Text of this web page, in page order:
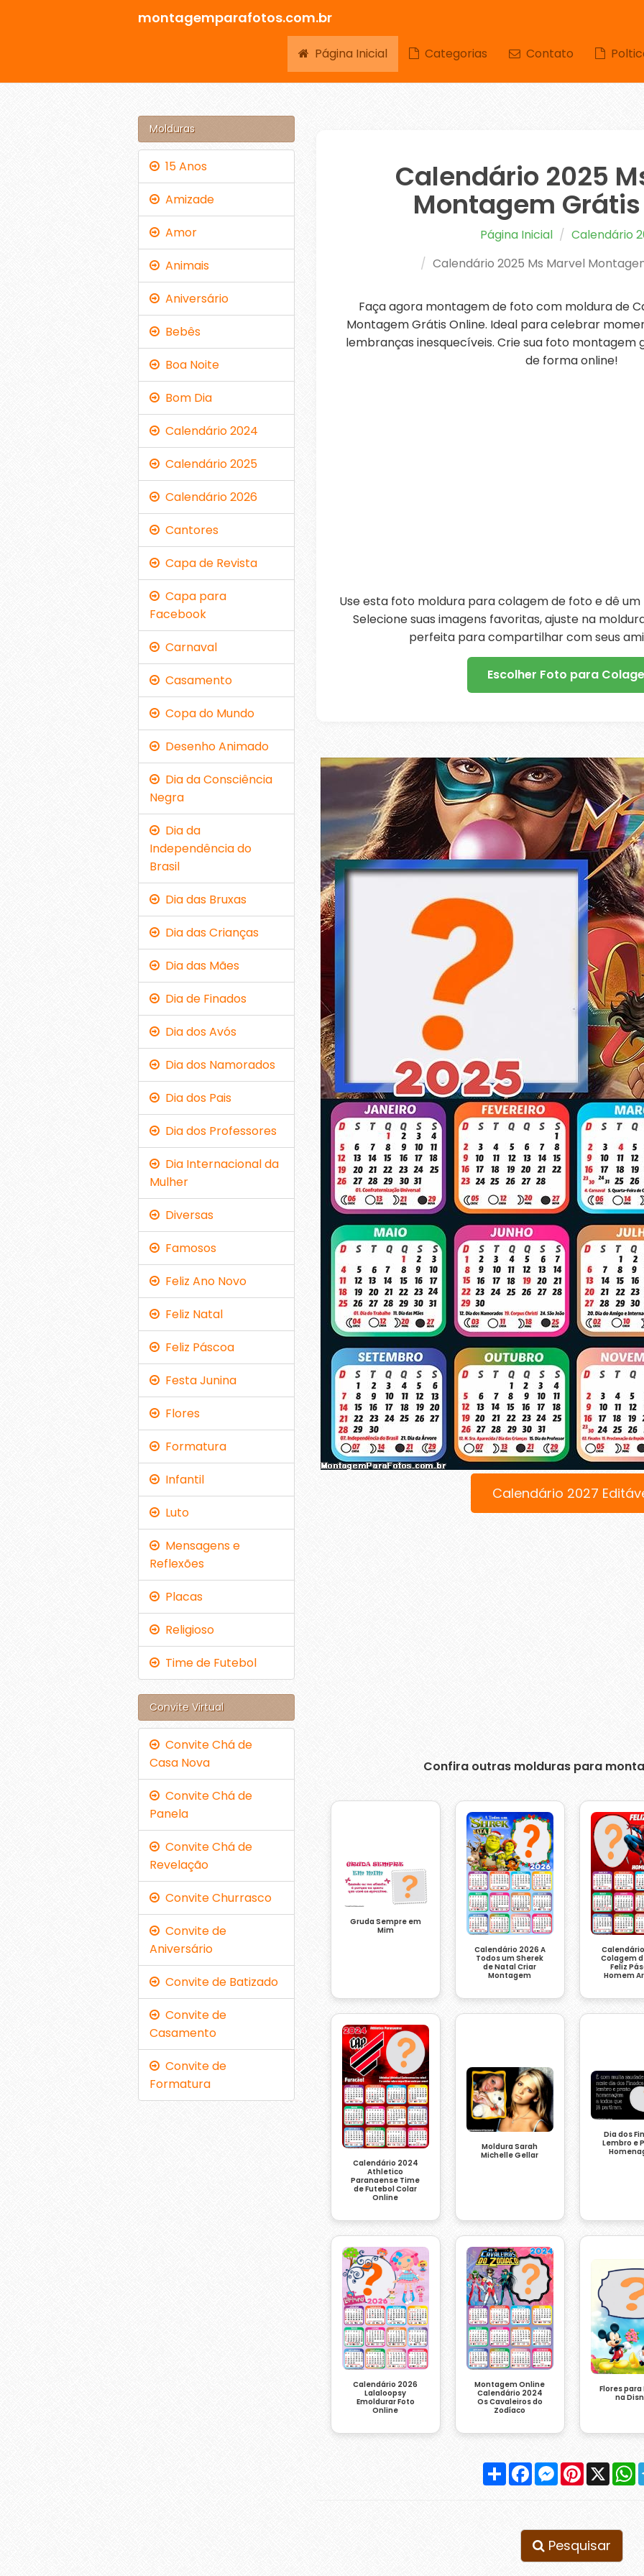
montagemparafotos.com.br
Página Inicial Categorias Contato
Calendário 2025
Montagem
Página Inicial
Calendário
Calendário 2025 Ms Marvel
Faça agora montagem de foto com moldura de
Montagem Grátis Online. Ideal para celebrar
lembranças inesquecíveis. Crie sua foto montagem
de forma online!
Use esta foto moldura para colagem de foto e dê um
Selecione suas imagens favoritas, ajuste na
perfeita para compartilhar com seus
Escolher Foto para
Calendário 2027
Confira outras molduras para
Gruda Sempre em
Mim
Calendário 2026 A
Todos um Sherek
de Natal Criar
Montagem
Colagem
Feliz
Homem
Calendário 2024
Athletico
Paranaense Time
de Futebol Colar
Online
Moldura Sarah
Michelle Gellar
Dia dos
Lembro e
Calendário 2026
Lalaloopsy
Emoldurar Foto
Online
Montagem Online
Calendário 2024
Os Cavaleiros do
Zodíaco
Flores
na
Compartilhar
FacebookMessenger
Pinterest
X
Pesquisar
Molduras
15 Anos
Amizade
Amor
Animais
Aniversário
Bebês
Boa Noite
Bom Dia
Calendário 2024
Calendário 2025
Calendário 2026
Cantores
Capa de Revista
Capa para
Facebook
Carnaval
Casamento
Copa do Mundo
Desenho Animado
Dia da Consciência
Negra
Dia da
Independência do
Brasil
Dia das Bruxas
Dia das Crianças
Dia das Mães
Dia de Finados
Dia dos Avós
Dia dos Namorados
Dia dos Pais
Dia dos Professores
Dia Internacional da
Mulher
Diversas
Famosos
Feliz Ano Novo
Feliz Natal
Feliz Páscoa
Festa Junina
Flores
Formatura
Infantil
Luto
Mensagens e
Reflexões
Placas
Religioso
Time de Futebol
Convite Virtual
Convite Chá de
Casa Nova
Convite Chá de
Panela
Convite Chá de
Revelação
Convite Churrasco
Convite de
Aniversário
Convite de Batizado
Convite de
Casamento
Convite de
Formatura